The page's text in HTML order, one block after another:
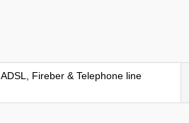
ADSL, Fireber & Telephone line